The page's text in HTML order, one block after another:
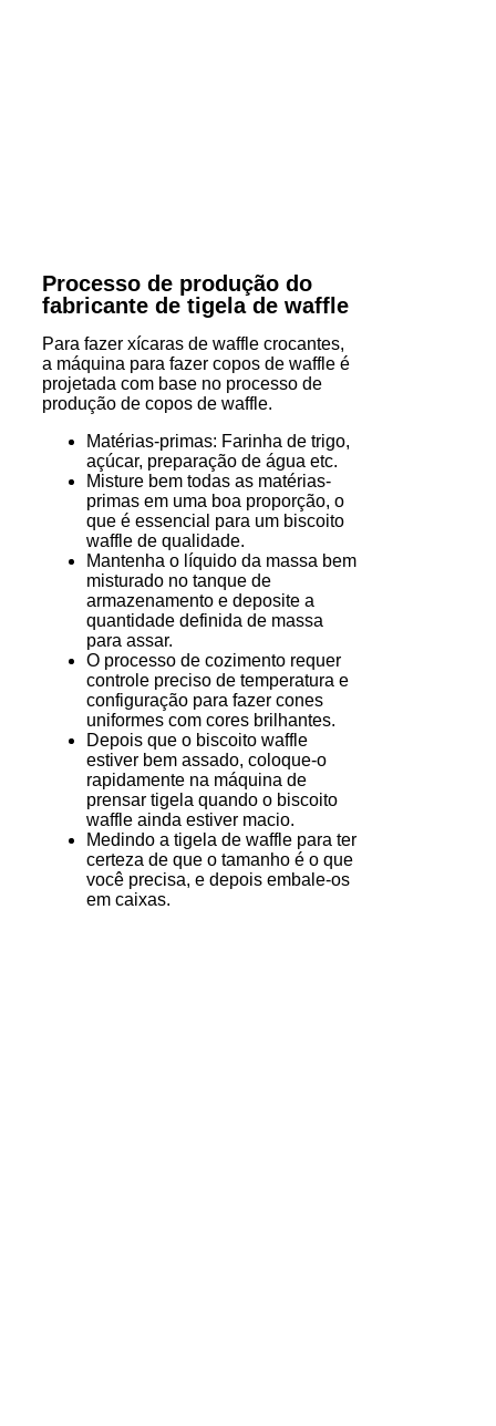
Processo de produção do
fabricante de tigela de waffle
Para fazer xícaras de waffle crocantes,
a máquina para fazer copos de waffle é
projetada com base no processo de
produção de copos de waffle.
Matérias-primas: Farinha de trigo,
açúcar, preparação de água etc.
Misture bem todas as matérias-
primas em uma boa proporção, o
que é essencial para um biscoito
waffle de qualidade.
Mantenha o líquido da massa bem
misturado no tanque de
armazenamento e deposite a
quantidade definida de massa
para assar.
O processo de cozimento requer
controle preciso de temperatura e
configuração para fazer cones
uniformes com cores brilhantes.
Depois que o biscoito waffle
estiver bem assado, coloque-o
rapidamente na máquina de
prensar tigela quando o biscoito
waffle ainda estiver macio.
Medindo a tigela de waffle para ter
certeza de que o tamanho é o que
você precisa, e depois embale-os
em caixas.